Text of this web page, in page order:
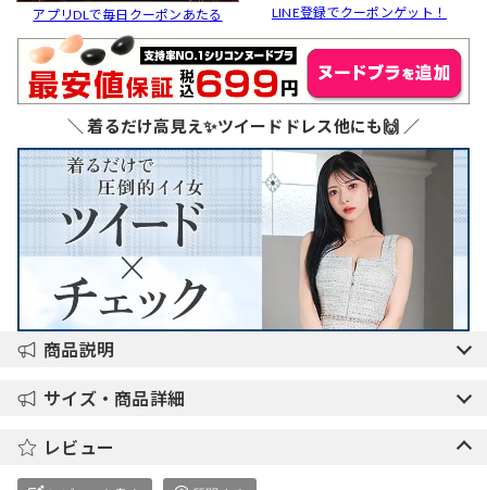
アプリDLで毎日クーポンあたる LINE登録でクーポンゲット！
＼ 着るだけ高見え✨ツイードドレス他にも🙌 ／
商品説明
サイズ・商品詳細
レビュー